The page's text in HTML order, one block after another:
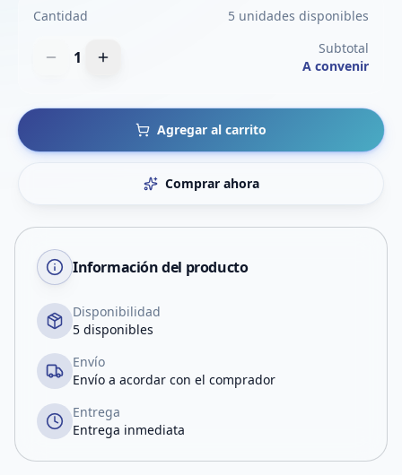
Cantidad 5 unidades disponibles
1
Subtotal
A convenir
Agregar al carrito
Comprar ahora
Información del producto
Disponibilidad
5 disponibles
Envío
Envío a acordar con el comprador
Entrega
Entrega inmediata